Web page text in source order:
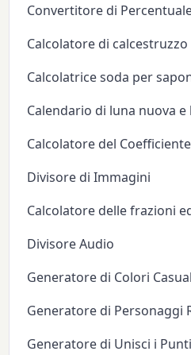
Convertitore di
Calcolatore di calcestruzzo
Calcolatrice soda per
Calendario di luna nuova e
Calcolatore del
Divisore di Immagini
Calcolatore delle frazioni
Divisore Audio
Generatore di Colori
Generatore di Personaggi
Generatore di Unisci i